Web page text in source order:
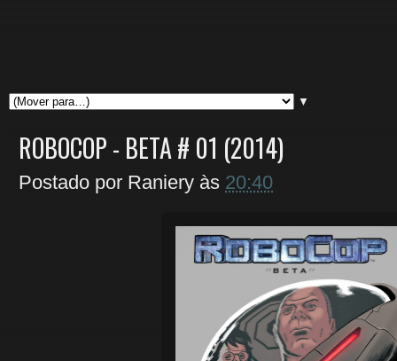
▼
ROBOCOP - BETA # 01 (2014)
Postado por Raniery às 20:40